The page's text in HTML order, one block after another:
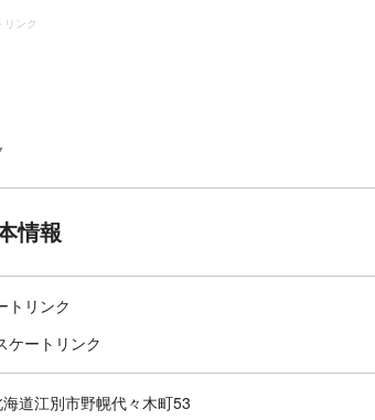
リンク
情報
トリンク
ケートリンク
道江別市野幌代々木町53